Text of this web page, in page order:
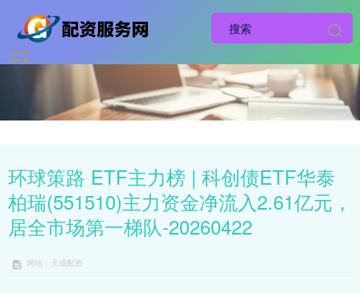
环球策路 ETF主力榜 | 科创债ETF华泰
柏瑞(551510)主力资金净流入2.61亿元，
居全市场第一梯队-20260422
网站：天成配资